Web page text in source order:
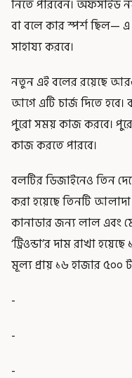
নিতে পারবেন। অফসাইড
বা বলে কার স্পর্শ ছিল— এ
সাহায্য করবে।
নতুন এই বলের রয়েছে
আগে এটি চার্জ দিতে হবে।
পুরো সময় কাজ করবে। পুরো
কাজ করতে পারবে।
বলটির ডিজাইনেও তিন
করা হয়েছে তিনটি
কানাডার জন্য লাল এবং
‘ট্রিওন্ডা’র দাম রাখা
মূল্য প্রায় ১৬ হাজার ৫০০
-
-
-